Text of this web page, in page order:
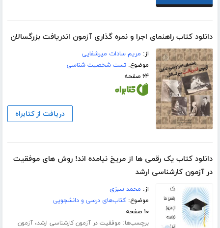
دانلود کتاب راهنمای اجرا و نمره‌ گذاری آزمون اندریافت بزرگسالان
از: مریم سادات میرشفایی
موضوع:تست شخصیت شناسی
۶۴ صفحه
دریافت از کتابراه
دانلود کتاب یک رقمی ها از مریخ نیامده اند! روش های موفقیت
در آزمون کارشناسی ارشد
از: محمد سبزی
موضوع:کتاب‌های درسی و دانشجویی
۱۰ صفحه
برچسب‌ها: موفقیت در آزمون کارشناسی ارشد،آزمون